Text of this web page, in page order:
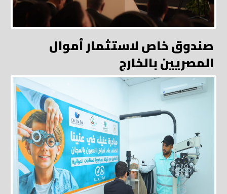
صندوق خاص لاستثمار أموال
المصريين بالخارج